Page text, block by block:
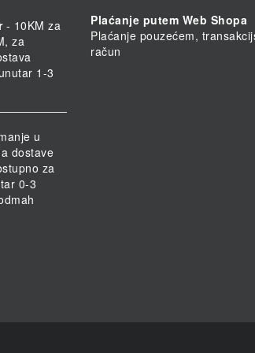
- 10KM za
za
1-3
u
dostave
za
0-3
Plaćanje putem Web Shopa
Plaćanje pouzećem,
račun